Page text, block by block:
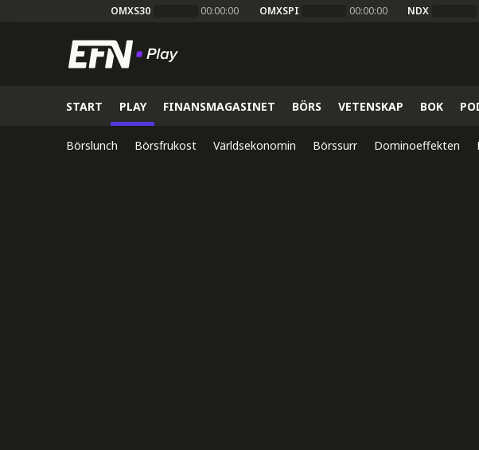
OMXS30 00:00:00 OMXSPI 00:00:00 NDX
START PLAY FINANSMAGASINET BÖRS VETENSKAP BOK
Börslunch Börsfrukost Världsekonomin Börssurr Dominoeffekten